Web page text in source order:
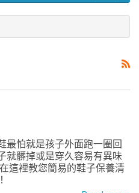
最怕就是孩子外面跑一圈回
就髒掉或是穿久容易有異味
這裡教您簡易的鞋子保養清